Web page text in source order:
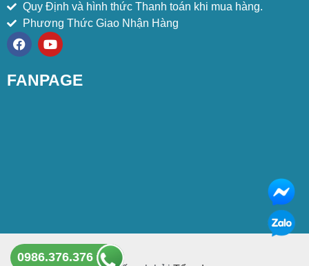
0986.376.376
Quy Định và hình thức Thanh toán khi mua hàng.
Phương Thức Giao Nhận Hàng
F
a
e
b
Y
o
t
u
FANPAGE